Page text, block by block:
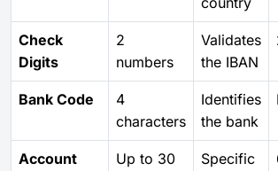
Check
Digits
2
numbers
Validates
the IBAN
Bank Code
4
characters
Identifies
the bank
Account
Up to 30
Specific